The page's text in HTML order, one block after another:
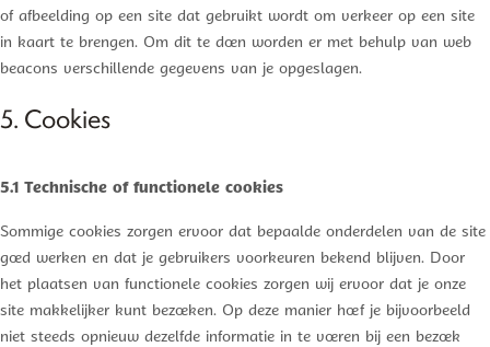
of afbeelding op een site dat gebruikt wordt om verkeer op een site
in kaart te brengen. Om dit te doen worden er met behulp van web
beacons verschillende gegevens van je opgeslagen.
5. Cookies
5.1 Technische of functionele cookies
Sommige cookies zorgen ervoor dat bepaalde onderdelen van de site
goed werken en dat je gebruikers voorkeuren bekend blijven. Door
het plaatsen van functionele cookies zorgen wij ervoor dat je onze
site makkelijker kunt bezoeken. Op deze manier hoef je bijvoorbeeld
niet steeds opnieuw dezelfde informatie in te voeren bij een bezoek